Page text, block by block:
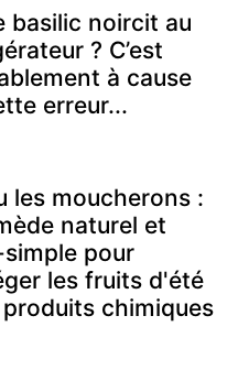
basilic noircit au
? C’est
à cause
erreur...
les moucherons :
naturel et
pour
les fruits d'été
chimiques